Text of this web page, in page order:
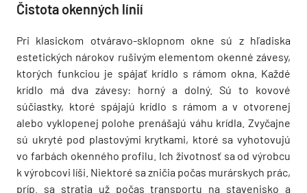
Čistota okenných línií
Pri klasickom otváravo-sklopnom okne sú z hľadiska
estetických nárokov rušivým elementom okenné závesy,
ktorých funkciou je spájať krídlo s rámom okna. Každé
krídlo má dva závesy: horný a dolný. Sú to kovové
súčiastky, ktoré spájajú krídlo s rámom a v otvorenej
alebo vyklopenej polohe prenášajú váhu krídla. Zvyčajne
sú ukryté pod plastovými krytkami, ktoré sa vyhotovujú
vo farbách okenného profilu. Ich životnosť sa od výrobcu
k výrobcovi líši. Niektoré sa zničia počas murárskych prác,
príp. sa stratia už počas transportu na stavenisko a